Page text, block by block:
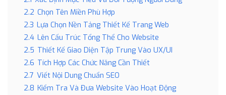
2.2 Chọn Tên Miền Phù Hợp
2.3 Lựa Chọn Nền Tảng Thiết Kế Trang Web
2.4 Lên Cấu Trúc Tổng Thể Cho Website
2.5 Thiết Kế Giao Diện Tập Trung Vào UX/UI
2.6 Tích Hợp Các Chức Năng Cần Thiết
2.7 Viết Nội Dung Chuẩn SEO
2.8 Kiểm Tra Và Đưa Website Vào Hoạt Động